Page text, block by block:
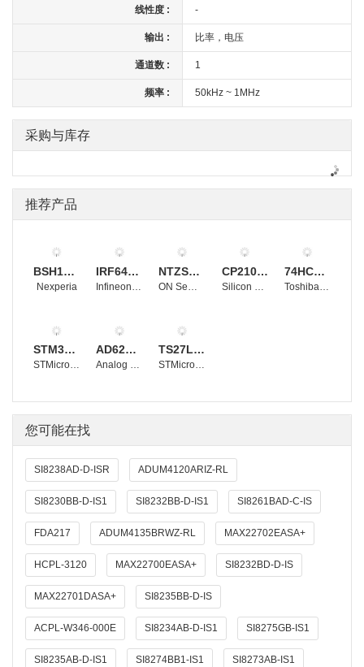
线性度 : -
输出 : 比率，电压
通道数 : 1
频率 : 50kHz ~ 1MHz
采购与库存
推荐产品
BSH105,215
Nexperia
IRF640NSTRLPBF NTZS3151PT1G CP2102-GMR 74HC4053D
STM32F103RBT6
STMicroelectronics
AD620BRZ
Analog Devices, Inc.
TS27L2CDT
STMicroelectronics
您可能在找
SI8238AD-D-ISR ADUM4120ARIZ-RL
SI8230BB-D-IS1 SI8232BB-D-IS1 SI8261BAD-C-IS
FDA217 ADUM4135BRWZ-RL MAX22702EASA+
HCPL-3120 MAX22700EASA+ SI8232BD-D-IS
MAX22701DASA+ SI8235BB-D-IS
ACPL-W346-000E SI8234AB-D-IS1 SI8275GB-IS1
SI8235AB-D-IS1 SI8274BB1-IS1 SI8273AB-IS1